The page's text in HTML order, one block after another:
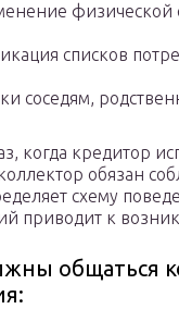
физической
списков
соседям,
когда кредитор
обязан
схему
приводит к
общаться